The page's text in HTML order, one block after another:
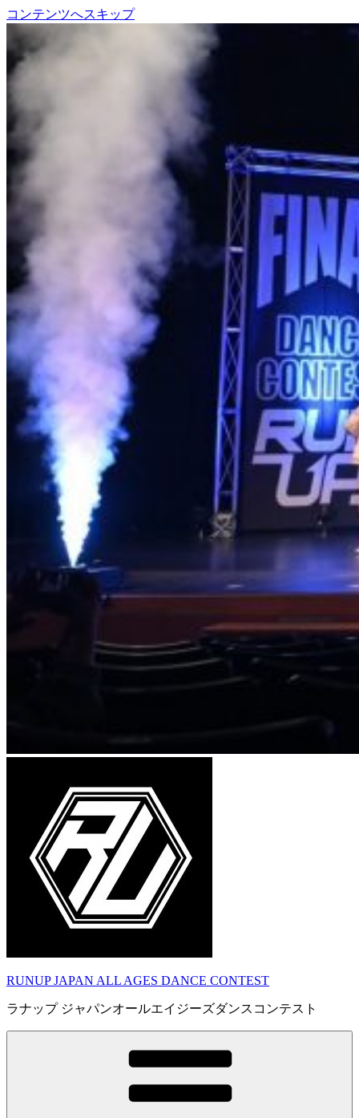
コンテンツへスキップ
RUNUP JAPAN ALL AGES DANCE CONTEST
ラナップ ジャパンオールエイジーズダンスコンテスト